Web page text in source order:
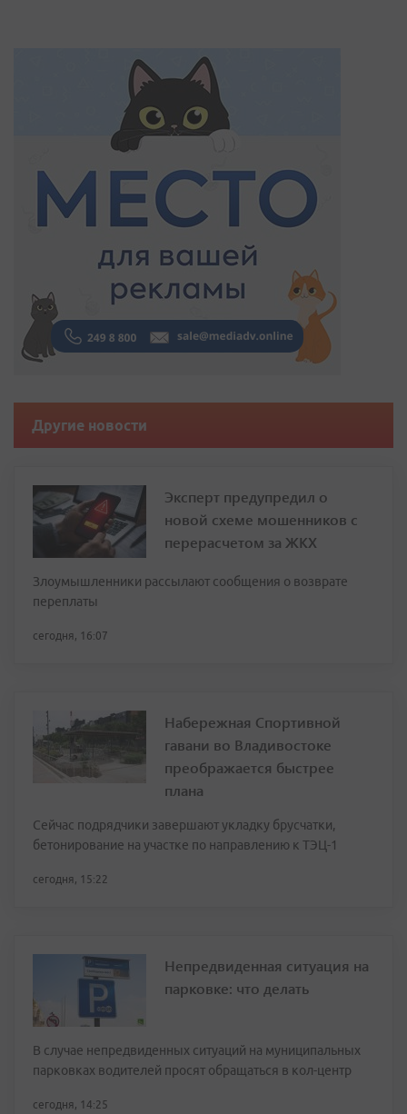
Другие новости
Эксперт предупредил о
новой схеме мошенников с
перерасчетом за ЖКХ
Злоумышленники рассылают сообщения о возврате
переплаты
сегодня, 16:07
Набережная Спортивной
гавани во Владивостоке
преображается быстрее
плана
Сейчас подрядчики завершают укладку брусчатки,
бетонирование на участке по направлению к ТЭЦ-1
сегодня, 15:22
Непредвиденная ситуация на
парковке: что делать
В случае непредвиденных ситуаций на муниципальных
парковках водителей просят обращаться в кол-центр
сегодня, 14:25